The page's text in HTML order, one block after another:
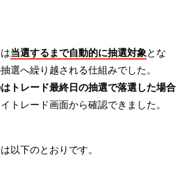
当選するまで自動的に抽選対象とな
選へ繰り越される仕組みでした。
トレード最終日の抽選で落選した場合
トレード画面から確認できました。
以下のとおりです。